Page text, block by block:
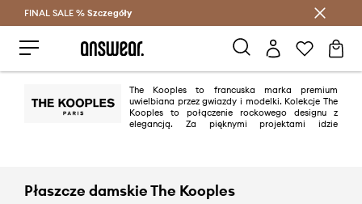
Oszczędzaj z Answear Club >
FINAL SALE % Szczegóły
The Kooples to francuska marka premium
uwielbiana przez gwiazdy i modelki. Kolekcje The
Kooples to połączenie rockowego designu z
elegancją. Za pięknymi projektami idzie
Płaszcze damskie The Kooples